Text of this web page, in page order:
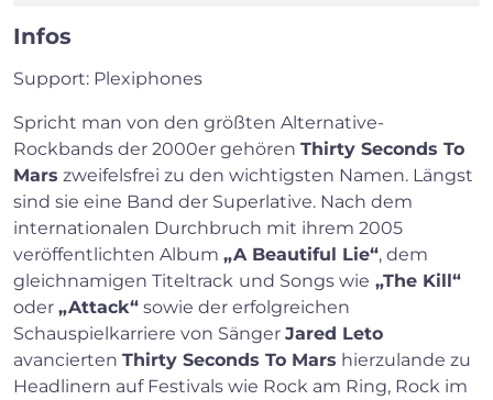
Infos
Support: Plexiphones
Spricht man von den größten Alternative-
Rockbands der 2000er gehören Thirty Seconds To
Mars zweifelsfrei zu den wichtigsten Namen. Längst
sind sie eine Band der Superlative. Nach dem
internationalen Durchbruch mit ihrem 2005
veröffentlichten Album „A Beautiful Lie“, dem
gleichnamigen Titeltrack und Songs wie „The Kill“
oder „Attack“ sowie der erfolgreichen
Schauspielkarriere von Sänger Jared Leto
avancierten Thirty Seconds To Mars hierzulande zu
Headlinern auf Festivals wie Rock am Ring, Rock im